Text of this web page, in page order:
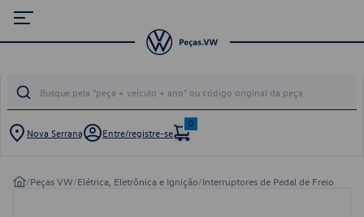
Nova Serrana Entre/registre-se
0
/Peças VW/Elétrica, Eletrônica e Ignição/Interruptores de Pedal de Freio